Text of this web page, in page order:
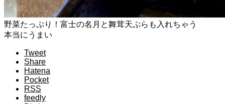
野菜たっぷり！富士の名月と舞茸天ぷらも入れちゃう
本当にうまい
Tweet
Share
Hatena
Pocket
RSS
feedly